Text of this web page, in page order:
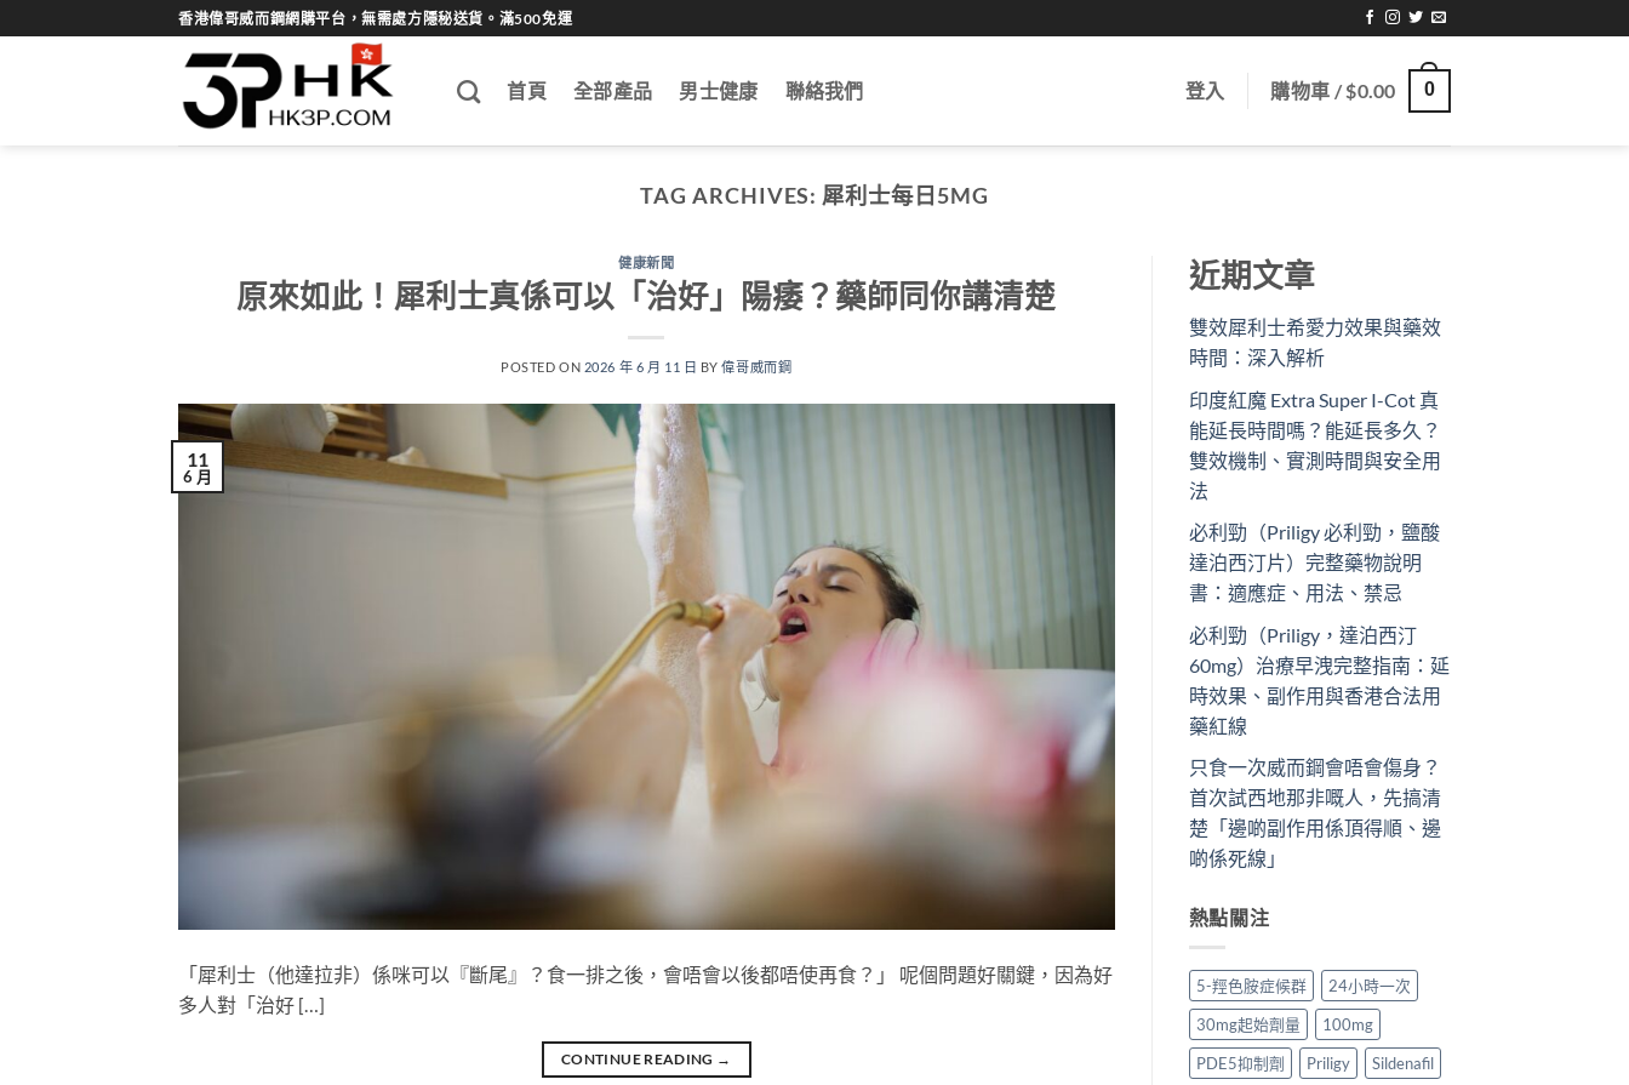
to
香港偉哥威而鋼網購平台，無需處方隱秘送貨。滿500免運
首頁 全部產品 男士健康 聯絡我們 登入 購物車 /$0.00 0
TAG ARCHIVES: 犀利士每日5MG
健康新聞
原來如此！犀利士真係可以「治好」陽痿？藥師同你講清楚
POSTED ON 2026 年 6 月 11 日 BY偉哥威而鋼
11
6 月
「犀利士（他達拉非）係咪可以『斷尾』？食一排之後，會唔會以後都唔使再食？」 呢個問題好關鍵，因為好
多人對「治好 […]
CONTINUE READING →
近期文章
雙效犀利士希愛力效果與藥效
時間：深入解析
印度紅魔 Extra Super I-Cot 真
能延長時間嗎？能延長多久？
雙效機制、實測時間與安全用
法
必利勁（Priligy 必利勁，鹽酸
達泊西汀片）完整藥物說明
書：適應症、用法、禁忌
必利勁（Priligy，達泊西汀
60mg）治療早洩完整指南：延
時效果、副作用與香港合法用
藥紅線
只食一次威而鋼會唔會傷身？
首次試西地那非嘅人，先搞清
楚「邊啲副作用係頂得順、邊
啲係死線」
熱點關注
5-羥色胺症候群
24小時一次
30mg起始劑量
100mg
PDE5抑制劑
Priligy
Sildenafil